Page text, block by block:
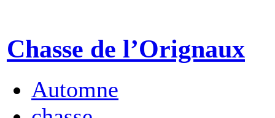
Chasse de l’Orignaux
Automne